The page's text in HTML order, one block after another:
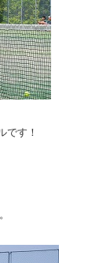
です！